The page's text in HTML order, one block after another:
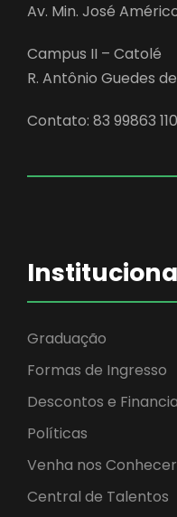
Av. Min. José
Campus II – Catolé
R. Antônio Guedes
Contato: 83 99863
Graduação
Formas de Ingresso
Descontos e
Políticas
Venha nos Conhecer
Central de Talentos